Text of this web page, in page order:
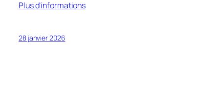
Plus d’informations
28 janvier 2026